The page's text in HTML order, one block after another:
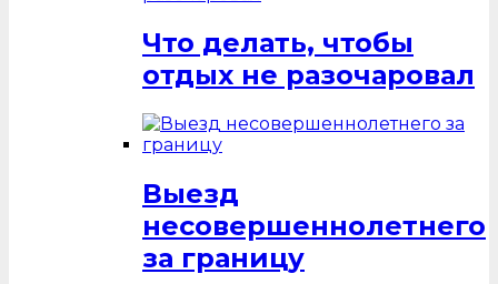
Что делать, чтобы
отдых не разочаровал
Выезд
несовершеннолетнего
за границу